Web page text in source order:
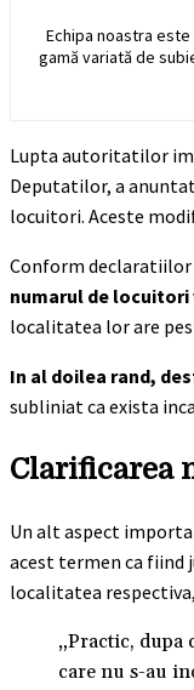
Echipa noastra
gamă variată de
Lupta autoritatilor
Deputatilor, a
locuitori. Aceste
Conform declaratiilor
numarul de
localitatea lor are
In al doilea rand,
subliniat ca exista
Clarificarea
Un alt aspect
acest termen ca fiind
localitatea
„Practic, dupa
care nu s-au